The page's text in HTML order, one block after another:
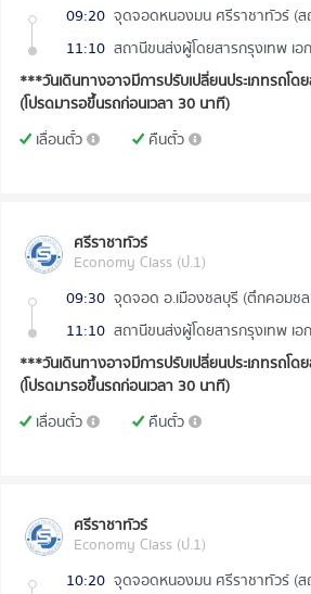
09:20 จุดจอดหนองมน ศรีราชาทัวร์ (
11:10 สถานีขนส่งผู้โดยสารกรุงเทพ เอ
***วันเดินทางอาจมีการปรับเปลี่ยนประเภทรถโด
(โปรดมารอขึ้นรถก่อนเวลา 30 นาที)
เลื่อนตั๋ว
คืนตั๋ว
ศรีราชาทัวร์
Economy Class (ป.1)
09:30 จุดจอด อ.เมืองชลบุรี (ตึกคอมช
11:10 สถานีขนส่งผู้โดยสารกรุงเทพ เอ
***วันเดินทางอาจมีการปรับเปลี่ยนประเภทรถโด
(โปรดมารอขึ้นรถก่อนเวลา 30 นาที)
เลื่อนตั๋ว
คืนตั๋ว
ศรีราชาทัวร์
Economy Class (ป.1)
10:20 จุดจอดหนองมน ศรีราชาทัวร์ (